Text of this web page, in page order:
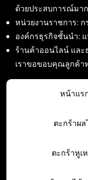
ด้วยประสบการณ์มา
หน่วยงานราชการ:
องค์กรธุรกิจชั้นนำ:
ร้านค้าออนไลน์ และ
เราขอขอบคุณลูกค้า
หน้าแร
ตะกร้าผล
ตะกร้าหูเ